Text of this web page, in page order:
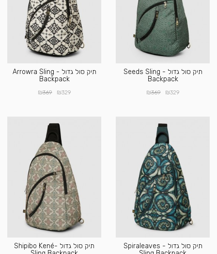
תיק סול גדול - Seeds Sling
Backpack
₪329
₪369
תיק סול גדול - Arrowra Sling
Backpack
₪329
₪369
תיק סול גדול - Spiraleaves
תיק סול גדול -Shipibo Kené